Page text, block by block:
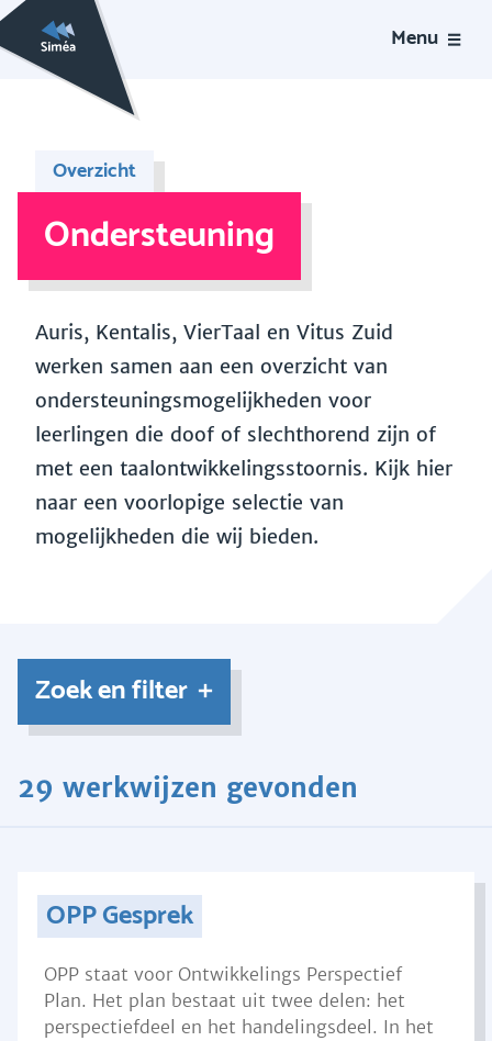
Menu
Overzicht
Ondersteuning
Auris, Kentalis, VierTaal en Vitus Zuid
werken samen aan een overzicht van
ondersteuningsmogelijkheden voor
leerlingen die doof of slechthorend zijn of
met een taalontwikkelingsstoornis. Kijk hier
naar een voorlopige selectie van
mogelijkheden die wij bieden.
Zoek en filter
29 werkwijzen gevonden
OPP Gesprek
OPP staat voor Ontwikkelings Perspectief
Plan. Het plan bestaat uit twee delen: het
perspectiefdeel en het handelingsdeel. In het